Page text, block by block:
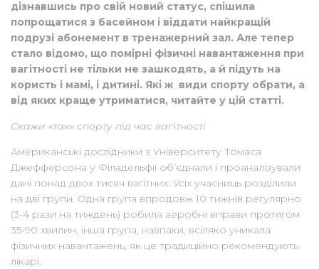
дізнавшись про свій новий статус, спішила
попрощатися з басейном і віддати найкращій
подрузі абонемент в тренажерний зал. Але тепер
стало відомо, що помірні фізичні навантаження при
вагітності не тільки не зашкодять, а й підуть на
користь і мамі, і дитині. Які ж види спорту обрати, а
від яких краще утриматися, читайте у цій статті.
Скажи «так» спорту під час вагітності
Американські дослідники з Університету Томаса
Джефферсона у Філадельфії об’єднали і проаналізували
дані понад двох тисяч вагітних. Усіх учасниць розділили
на дві групи. Одна група впродовж 10 тижнів регулярно
(3-4 рази на тиждень) робила аеробні вправи протягом
35-90 хвилин, інша група, навпаки, всіляко уникала
фізичних навантажень, як це традиційно рекомендують
лікарі.